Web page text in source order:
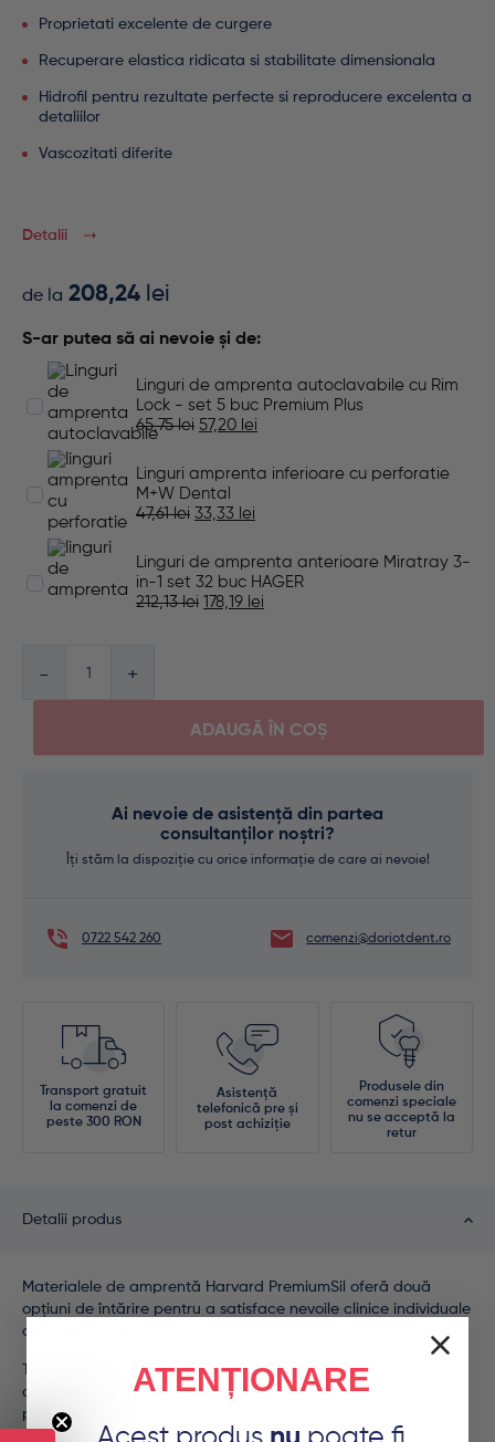
Proprietati excelente de curgere
Recuperare elastica ridicata si stabilitate dimensionala
Hidrofil pentru rezultate perfecte si reproducere excelenta a
detaliilor
Vascozitati diferite
Detalii
de la 208,24 lei
S-ar putea să ai nevoie și de:
Linguri de amprenta autoclavabile cu Rim
Lock - set 5 buc Premium Plus
65,75lei 57,20 lei
Linguri amprenta inferioare cu perforatie
M+W Dental
47,61lei 33,33 lei
Linguri de amprenta anterioare Miratray 3-
in-1 set 32 buc HAGER
212,13lei 178,19 lei
ADAUGĂ ÎN COȘ
Ai nevoie de asistență din partea
consultanților noștri?
Îți stăm la dispoziție cu orice informație de care ai nevoie!
0722 542 260 comenzi@doriotdent.ro
Transport gratuit
la comenzi de
peste 300 RON
Asistență
telefonică pre și
post achiziție
Produsele din
comenzi speciale
nu se acceptă la
retur
Detalii produs
Materialele de amprentă Harvard PremiumSil oferă două
opțiuni de întărire pentru a satisface nevoile clinice individuale
ale medicilor stomatologi.
Tehnologia snap set reduce semnificativ timpul de întărire,
ceea ce înseamnă mai puțin timp de așteptare pentru atât
pacienți, cât și medici. Se remarcă și prin recuperarea sa
elastică excepțională, asigurând o amprentă perfectă și
ATENȚIONARE